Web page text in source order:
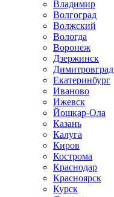
Владимир
Волгоград
Волжский
Вологда
Воронеж
Дзержинск
Димитровград
Екатеринбург
Иваново
Ижевск
Йошкар-Ола
Казань
Калуга
Киров
Кострома
Краснодар
Красноярск
Курск